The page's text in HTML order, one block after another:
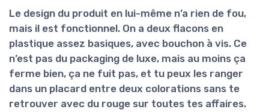
Le design du produit en lui-même n’a rien de fou,
mais il est fonctionnel. On a deux flacons en
plastique assez basiques, avec bouchon à vis. Ce
n’est pas du packaging de luxe, mais au moins ça
ferme bien, ça ne fuit pas, et tu peux les ranger
dans un placard entre deux colorations sans te
retrouver avec du rouge sur toutes tes affaires.